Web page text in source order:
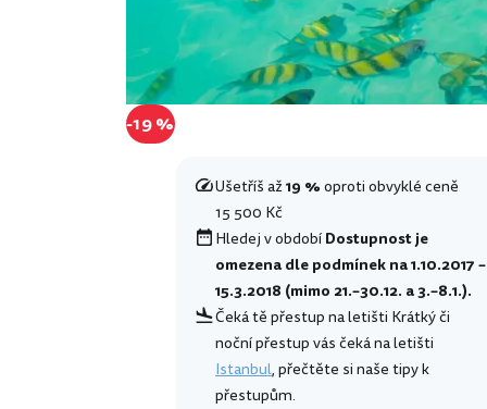
-19 %
Ušetříš až19 %oproti obvyklé ceně
15 500 Kč
Hledej v obdobíDostupnost je
omezena dle podmínek na 1.10.2017 –
15.3.2018 (mimo 21.–30.12. a 3.–8.1.).
Čeká tě přestup na letišti Krátký či
noční přestup vás čeká na letišti
Istanbul, přečtěte si naše tipy k
přestupům.